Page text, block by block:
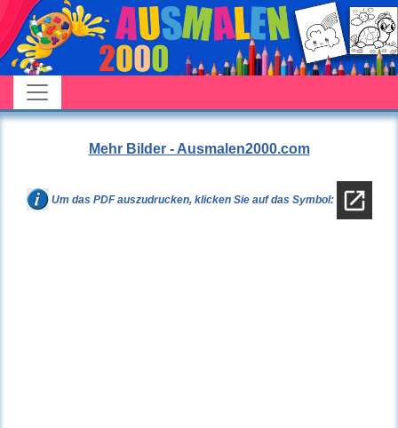
Mehr Bilder - Ausmalen2000.com
Um das PDF auszudrucken, klicken Sie auf das Symbol: